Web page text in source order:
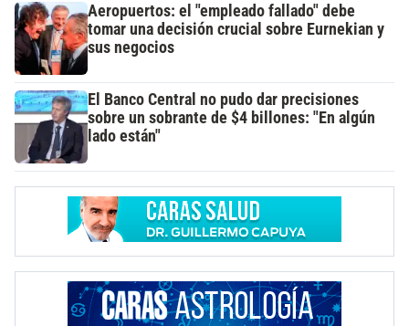
Aeropuertos: el "empleado fallado" debe
tomar una decisión crucial sobre Eurnekian y
sus negocios
El Banco Central no pudo dar precisiones
sobre un sobrante de $4 billones: "En algún
lado están"